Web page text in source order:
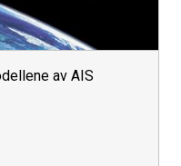
av AIS